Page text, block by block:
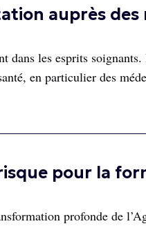
auprès des
dans les esprits
en particulier des
pour la
profonde de